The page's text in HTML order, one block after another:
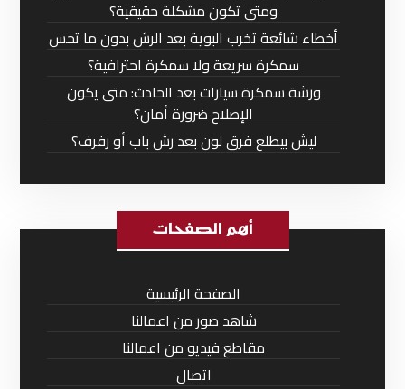
ومتى تكون مشكلة حقيقية؟
أخطاء شائعة تخرب البوية بعد الرش بدون ما تحس
سمكرة سريعة ولا سمكرة احترافية؟
ورشة سمكرة سيارات بعد الحادث: متى يكون
الإصلاح ضرورة أمان؟
ليش بيطلع فرق لون بعد رش باب أو رفرف؟
أهم الصفحات
الصفحة الرئيسية
شاهد صور من اعمالنا
مقاطع فيديو من اعمالنا
اتصال